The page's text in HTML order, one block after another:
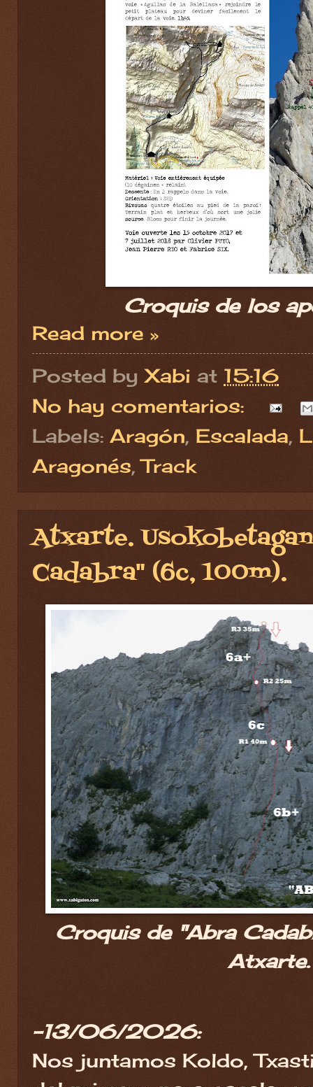
Croquis de los
Read more »
Posted byXabi at 15:16
No hay comentarios:
Labels: Aragón, Escalada,
Aragonés,Track
Atxarte.
Cadabra" (6c, 100m).
Croquis de "Abra
Atxarte.
-13/06/2026:
Nos juntamos Koldo,